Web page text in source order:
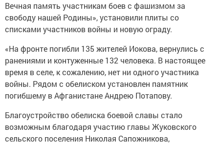
Вечная память участникам боев с фашизмом за
свободу нашей Родины», установили плиты со
списками участников войны и новую ограду.
«На фронте погибли 135 жителей Иокова, вернулись с
ранениями и контуженные 132 человека. В настоящее
время в селе, к сожалению, нет ни одного участника
войны. Рядом с обелиском установлен памятник
погибшему в Афганистане Андрею Потапову.
Благоустройство обелиска бое­вой славы стало
возможным благодаря участию главы Жуковского
сельского поселения Николая Сапожникова,